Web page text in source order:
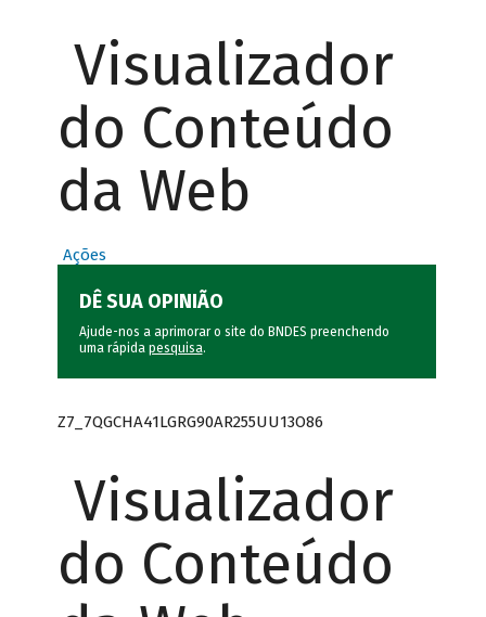
Visualizador
do Conteúdo
da Web
Ações
DÊ SUA OPINIÃO
Ajude-nos a aprimorar o site do BNDES preenchendo
uma rápida pesquisa.
Z7_7QGCHA41LGRG90AR255UU13O86
Visualizador
do Conteúdo